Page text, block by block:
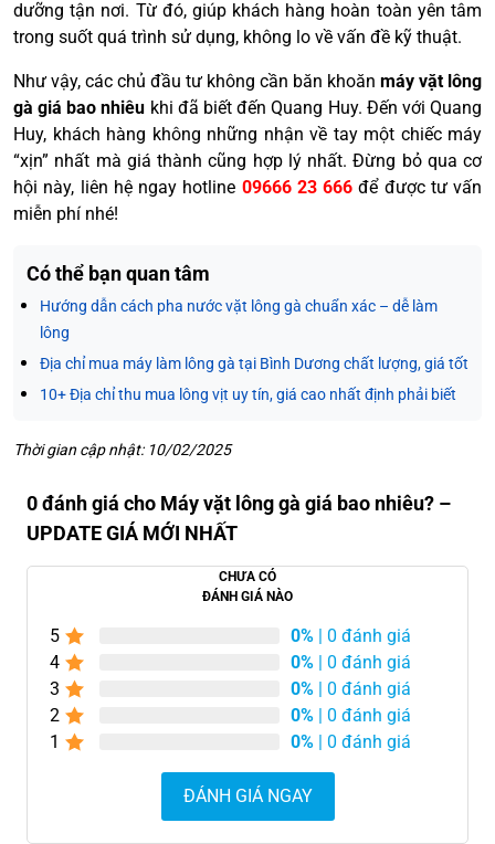
dưỡng tận nơi. Từ đó, giúp khách hàng hoàn toàn yên tâm
trong suốt quá trình sử dụng, không lo về vấn đề kỹ thuật.
Như vậy, các chủ đầu tư không cần băn khoăn máy vặt lông
gà giá bao nhiêu khi đã biết đến Quang Huy. Đến với Quang
Huy, khách hàng không những nhận về tay một chiếc máy
“xịn” nhất mà giá thành cũng hợp lý nhất. Đừng bỏ qua cơ
hội này, liên hệ ngay hotline 09666 23 666 để được tư vấn
miễn phí nhé!
Có thể bạn quan tâm
Hướng dẫn cách pha nước vặt lông gà chuẩn xác – dễ làm
lông
Địa chỉ mua máy làm lông gà tại Bình Dương chất lượng, giá tốt
10+ Địa chỉ thu mua lông vịt uy tín, giá cao nhất định phải biết
Thời gian cập nhật: 10/02/2025
0 đánh giá cho Máy vặt lông gà giá bao nhiêu? –
UPDATE GIÁ MỚI NHẤT
CHƯA CÓ
ĐÁNH GIÁ NÀO
5 0% | 0 đánh giá
4
0% | 0 đánh giá
3
0% | 0 đánh giá
2
0% | 0 đánh giá
1
0% | 0 đánh giá
ĐÁNH GIÁ NGAY